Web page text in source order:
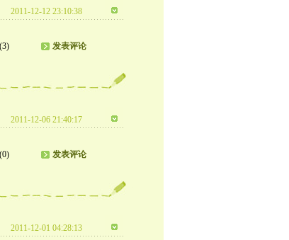
2011-12-12 23:10:38
发表评论
2011-12-06 21:40:17
发表评论
2011-12-01 04:28:13